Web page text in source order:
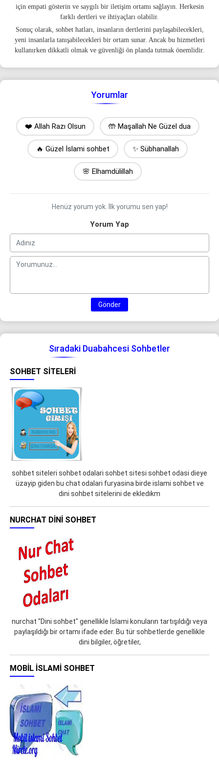
için empati gösterin ve saygılı bir iletişim ortamı sağlayın. Herkesin
farklı dertleri ve ihtiyaçları olabilir.
Sonuç olarak, sohbet hatları, insanların dertlerini paylaşabilecekleri,
yeni insanlarla tanışabilecekleri bir ortam sunar. Ancak bu hizmetleri
kullanırken dikkatli olmak ve güvenliği ön planda tutmak önemlidir.
Yorumlar
❤️ Allah Razı Olsun 🤲 Maşallah Ne Güzel dua
🔥 Güzel İslami sohbet ✨ Sübhanallah
🌸 Elhamdülillah
Henüz yorum yok. İlk yorumu sen yap!
Yorum Yap
Gönder
Sıradaki Duabahcesi Sohbetler
SOHBET SITELERI
sohbet siteleri sohbet odalari sohbet sitesi sohbet odasi dieye
üzayip giden bu chat odalari furyasina birde islami sohbet ve
dini sohbet sitelerini de ekledıkm
NURCHAT DINI SOHBET
nurchat "Dini sohbet" genellikle İslami konuların tartışıldığı veya
paylaşıldığı bir ortamı ifade eder. Bu tür sohbetlerde genellikle
dini bilgiler, öğretiler,
MOBIL İSLAMI SOHBET